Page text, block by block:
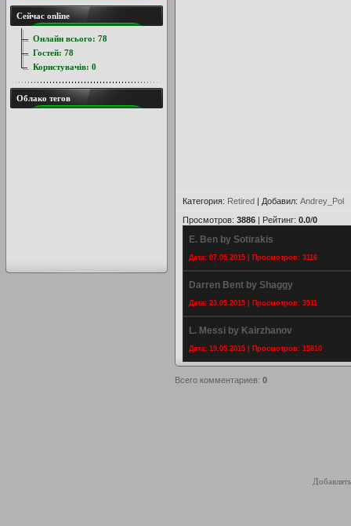
Категория: Retired | Добавил: Andrey_Pol
Просмотров: 3886 | Рейтинг: 0.0/0
E. Ben by Sotirakis
Дата: 07.05.2015 | Просмотров: 3116
Darren Bent by Shaggy
Дата: 23.05.2015 | Просмотров: 3511
L. Messi by Kairzhanov
Дата: 19.05.2015 | Просмотров: 15810
Всего комментариев: 0
Сейчас online
Онлайн всього: 78
Гостей: 78
Користувачів: 0
Облако тегов